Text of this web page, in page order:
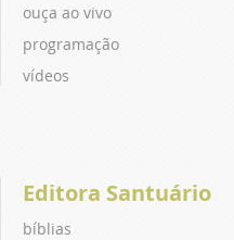
ouça ao vivo
programação
vídeos
Editora Santuário
bíblias